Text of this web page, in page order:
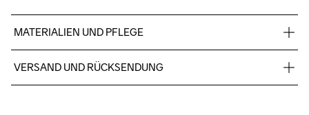
MATERIALIEN UND PFLEGE
75% Polyamid (recycelt), 25% Elastan
VERSAND UND RÜCKSENDUNG